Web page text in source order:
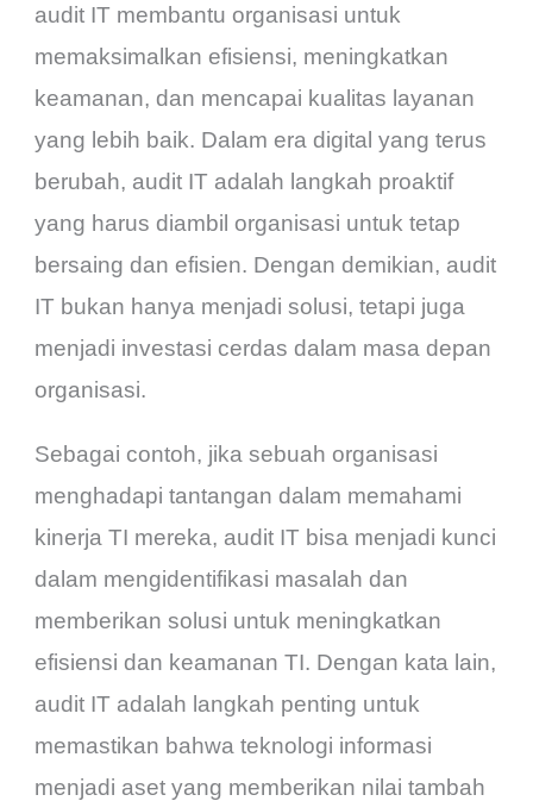
audit IT membantu organisasi untuk
memaksimalkan efisiensi, meningkatkan
keamanan, dan mencapai kualitas layanan
yang lebih baik. Dalam era digital yang terus
berubah, audit IT adalah langkah proaktif
yang harus diambil organisasi untuk tetap
bersaing dan efisien. Dengan demikian, audit
IT bukan hanya menjadi solusi, tetapi juga
menjadi investasi cerdas dalam masa depan
organisasi.
Sebagai contoh, jika sebuah organisasi
menghadapi tantangan dalam memahami
kinerja TI mereka, audit IT bisa menjadi kunci
dalam mengidentifikasi masalah dan
memberikan solusi untuk meningkatkan
efisiensi dan keamanan TI. Dengan kata lain,
audit IT adalah langkah penting untuk
memastikan bahwa teknologi informasi
menjadi aset yang memberikan nilai tambah